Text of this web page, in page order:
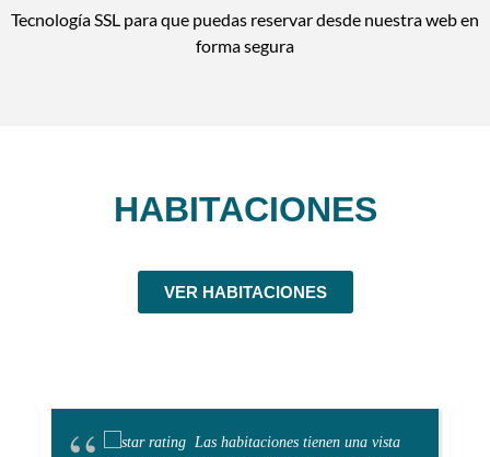
Tecnología SSL para que puedas reservar desde nuestra web en
forma segura
HABITACIONES
VER HABITACIONES
Las habitaciones tienen una vista